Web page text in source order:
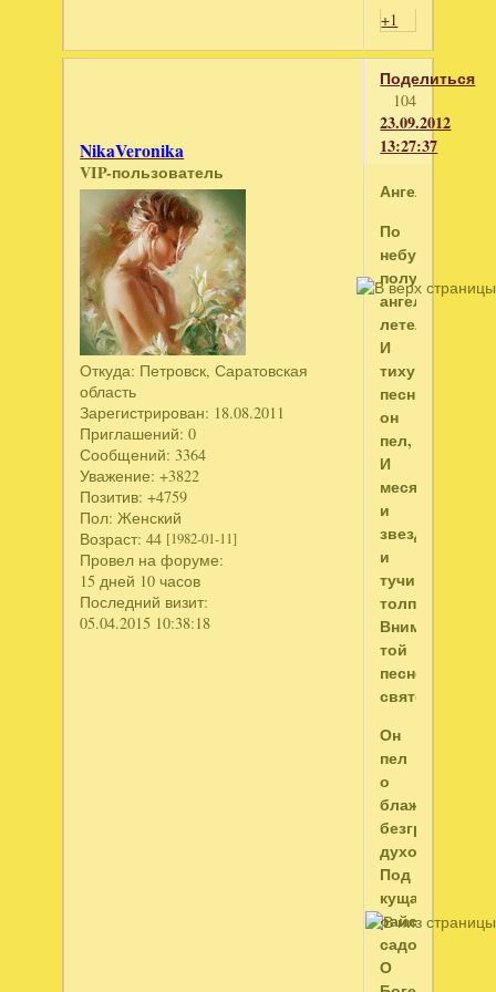
+1
Поделиться
104
23.09.2012
13:27:37
NikaVeronika
VIP-пользователь
Откуда: Петровск, Саратовская
область
Зарегистрирован: 18.08.2011
Приглашений: 0
Сообщений: 3364
Уважение: +3822
Позитив: +4759
Пол: Женский
Возраст: 44 [1982-01-11]
Провел на форуме:
15 дней 10 часов
Последний визит:
05.04.2015 10:38:18
Ангел
По
небу
полуночи
ангел
летел,
И
тихую
песню
он
пел,
И
месяц,
и
звезды,
и
тучи
толпой
Внимали
той
песне
святой.
Он
пел
о
блаженстве
безгрешных
духов
Под
кущами
райских
садов,
О